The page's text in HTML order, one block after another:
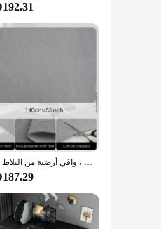
حصيرة كرسي مكتب مضادة للانزلاق ، ذاتية الالتصاق سهلة التنظيف ، حصيرة كرسي متحرك واقية ، واقي أرضية من البلاط الصلب